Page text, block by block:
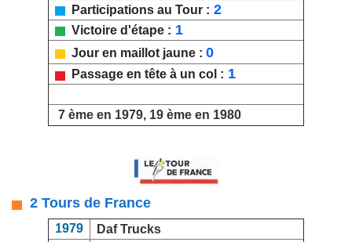
Participations au Tour : 2
Victoire d'étape : 1
Jour en maillot jaune : 0
Passage en tête à un col : 1
7 ème en 1979, 19 ème en 1980
2 Tours de France
1979
Daf Trucks